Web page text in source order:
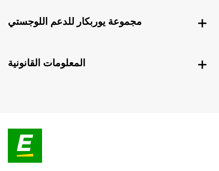
مجموعة يوربكار للدعم اللوجستي
المعلومات القانونية